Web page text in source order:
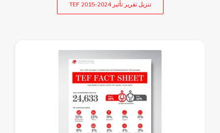
تنزيل تقرير تأثير TEF 2015-2024